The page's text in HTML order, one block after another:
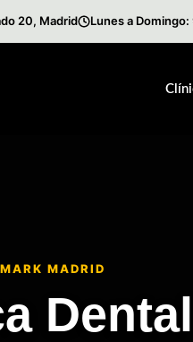
20, Madrid Lunes a
MADRID